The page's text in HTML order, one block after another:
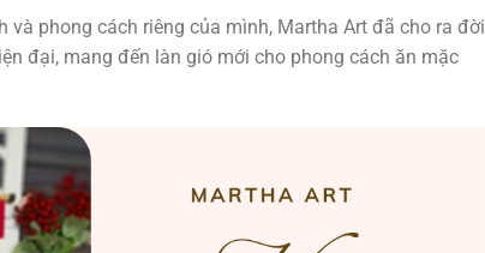
và phong cách riêng của mình, Martha Art đã cho ra đời
đại, mang đến làn gió mới cho phong cách ăn mặc